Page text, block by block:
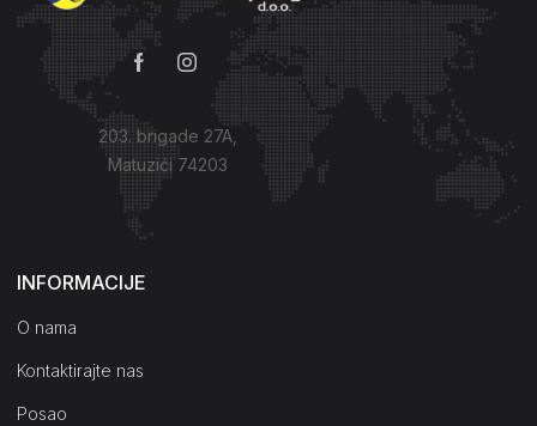
203. brigade 27A,
Matuzići 74203
Kako do nas?
INFORMACIJE
O nama
Kontaktirajte nas
Posao